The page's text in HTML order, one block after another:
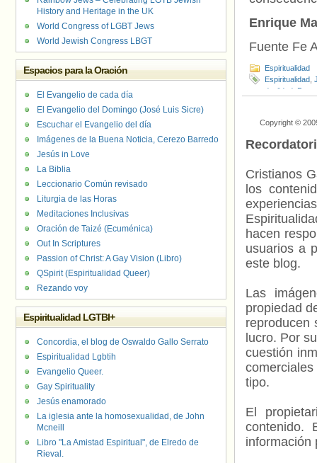
Enrique
Fuente Fe
Espiritualidad
Espiritualidad
dualidad
Copyright ©
Cristianos
los
hacen
usuarios a
este blog.
Las
propiedad
reproducen
lucro. Por
cuestión
tipo.
El
contenido.
información
History and Heritage in the UK
World Congress of LGBT Jews
World Jewish Congress LBGT
Espacios para la Oración
El Evangelio de cada día
El Evangelio del Domingo (José Luis Sicre)
Escuchar el Evangelio del día
Imágenes de la Buena Noticia, Cerezo Barredo
Jesús in Love
La Biblia
Leccionario Común revisado
Liturgia de las Horas
Meditaciones Inclusivas
Oración de Taizé (Ecuménica)
Out In Scriptures
Passion of Christ: A Gay Vision (Libro)
QSpirit (Espiritualidad Queer)
Rezando voy
Espiritualidad LGTBI+
Concordia, el blog de Oswaldo Gallo Serrato
Espiritualidad Lgbtih
Evangelio Queer.
Gay Spirituality
Jesús enamorado
La iglesia ante la homosexualidad, de John
Mcneill
Libro "La Amistad Espiritual", de Elredo de
Rieval.